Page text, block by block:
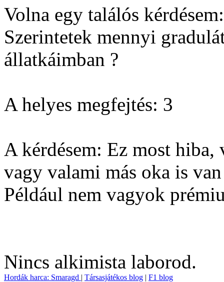
Volna egy találós kérdésem:
Szerintetek mennyi
állatkáimban ?
A helyes megfejtés: 3
A kérdésem: Ez most
vagy valami más oka is
Például nem vagyok
Nincs alkimista laborod.
Hordák harca: Smaragd | Társasjátékos blog | F1 blog